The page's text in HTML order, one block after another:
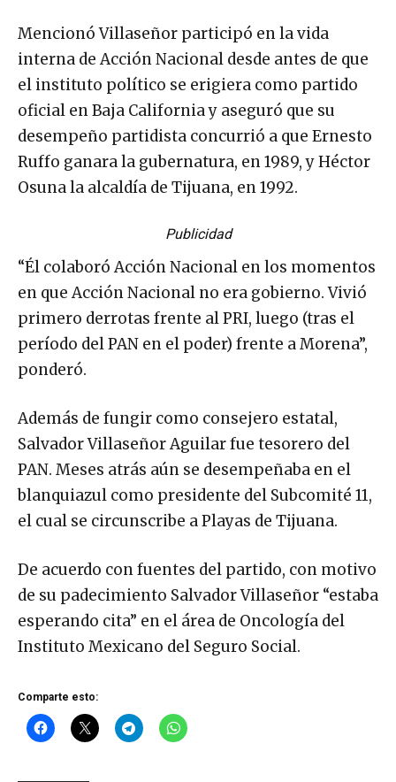
Mencionó Villaseñor participó en la vida
interna de Acción Nacional desde antes de que
el instituto político se erigiera como partido
oficial en Baja California y aseguró que su
desempeño partidista concurrió a que Ernesto
Ruffo ganara la gubernatura, en 1989, y Héctor
Osuna la alcaldía de Tijuana, en 1992.
Publicidad
“Él colaboró Acción Nacional en los momentos
en que Acción Nacional no era gobierno. Vivió
primero derrotas frente al PRI, luego (tras el
período del PAN en el poder) frente a Morena”,
ponderó.
Además de fungir como consejero estatal,
Salvador Villaseñor Aguilar fue tesorero del
PAN. Meses atrás aún se desempeñaba en el
blanquiazul como presidente del Subcomité 11,
el cual se circunscribe a Playas de Tijuana.
De acuerdo con fuentes del partido, con motivo
de su padecimiento Salvador Villaseñor “estaba
esperando cita” en el área de Oncología del
Instituto Mexicano del Seguro Social.
Comparte esto: